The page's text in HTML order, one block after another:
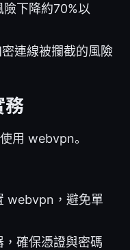
下降約70%以
連線被攔截的風險
務
用 webvpn。
webvpn，避免單
確保憑證與密碼